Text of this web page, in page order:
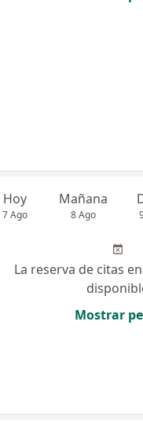
Hoy
7 Ago
Mañana
8 Ago
La reserva de citas
Mostrar